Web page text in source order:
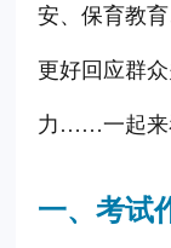
安、保育教
更好回应群
力……一起来
一、考试